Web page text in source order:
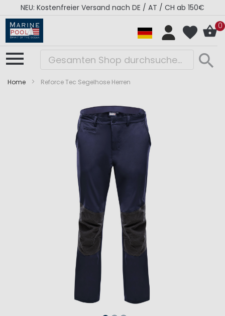
NEU: Kostenfreier Versand nach DE / AT / CH ab 150€
0
Home Reforce Tec Segelhose Herren